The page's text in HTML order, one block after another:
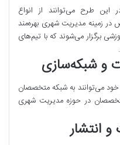
طرح می‌توانند از انواع
زمینه مدیریت شهری بهره‌مند
برگزار می‌شوند که با تیم‌های
خود می‌توانند به شبکه متخصصان
در حوزه مدیریت شهری